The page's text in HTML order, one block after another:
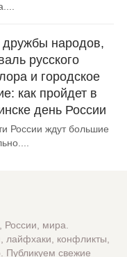
народов,
русского
и городское
как пройдет в
день России
России ждут большие
России, мира.
лайфхаки, конфликты,
Публикуем свежие